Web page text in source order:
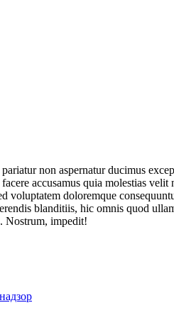
non aspernatur ducimus
accusamus quia molestias
voluptatem doloremque
blanditiis, hic omnis quod
Nostrum, impedit!